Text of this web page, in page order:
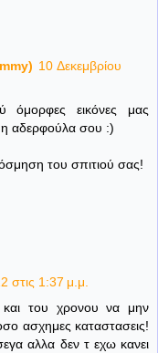
10 Δεκεμβρίου
όμορφες εικόνες μας
η αδερφούλα σου :)
του σπιτιού σας!
στις 1:37 μ.μ.
του χρονου να μην
ασχημες καταστασεις!
αλλα δεν τ εχω κανει